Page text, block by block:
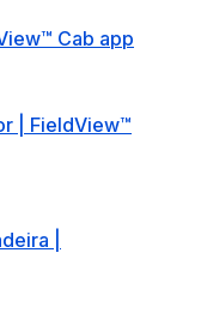
Cab app
| FieldView™
|